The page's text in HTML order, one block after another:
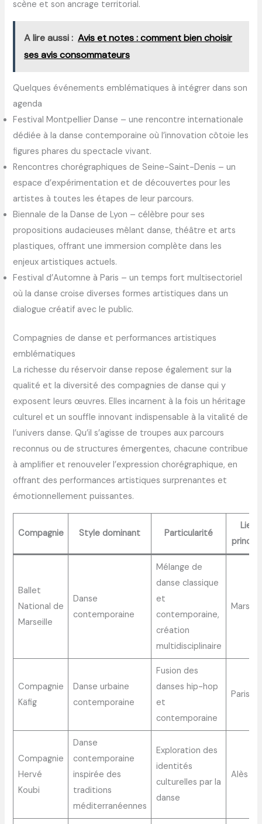
scène et son ancrage territorial.
A lire aussi : Avis et notes : comment bien choisir
ses avis consommateurs
Quelques événements emblématiques à intégrer dans son
agenda
Festival Montpellier Danse – une rencontre internationale
dédiée à la danse contemporaine où l’innovation côtoie les
figures phares du spectacle vivant.
Rencontres chorégraphiques de Seine-Saint-Denis – un
espace d’expérimentation et de découvertes pour les
artistes à toutes les étapes de leur parcours.
Biennale de la Danse de Lyon – célèbre pour ses
propositions audacieuses mêlant danse, théâtre et arts
plastiques, offrant une immersion complète dans les
enjeux artistiques actuels.
Festival d’Automne à Paris – un temps fort multisectoriel
où la danse croise diverses formes artistiques dans un
dialogue créatif avec le public.
Compagnies de danse et performances artistiques
emblématiques
La richesse du réservoir danse repose également sur la
qualité et la diversité des compagnies de danse qui y
exposent leurs œuvres. Elles incarnent à la fois un héritage
culturel et un souffle innovant indispensable à la vitalité de
l’univers danse. Qu’il s’agisse de troupes aux parcours
reconnus ou de structures émergentes, chacune contribue
à amplifier et renouveler l’expression chorégraphique, en
offrant des performances artistiques surprenantes et
émotionnellement puissantes.
Compagnie Style dominant Particularité
Lieu
Ballet
National de
Marseille
Danse
contemporaine
Mélange de
danse classique
et
contemporaine,
création
multidisciplinaire
Compagnie
Käfig
Danse urbaine
contemporaine
Fusion des
danses hip-hop
et
contemporaine
Paris
Compagnie
Hervé
Koubi
Danse
contemporaine
inspirée des
traditions
méditerranéennes
Exploration des
identités
culturelles par la
danse
Alès